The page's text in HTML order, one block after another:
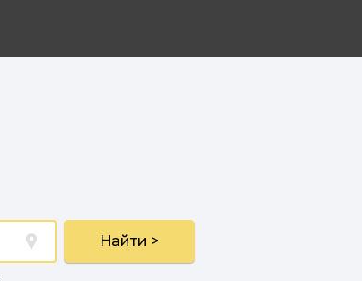
Найти >